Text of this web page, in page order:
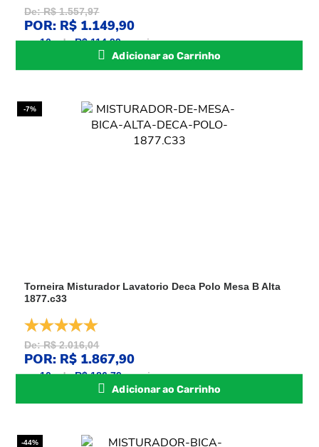
De: R$ 1.557,97
POR: R$ 1.149,90
ou10xdeR$ 114,99sem juros
Adicionar ao Carrinho
-7%
Torneira Misturador Lavatorio Deca Polo Mesa B Alta
1877.c33
De: R$ 2.016,04
POR: R$ 1.867,90
ou10xdeR$ 186,79sem juros
Adicionar ao Carrinho
-44%